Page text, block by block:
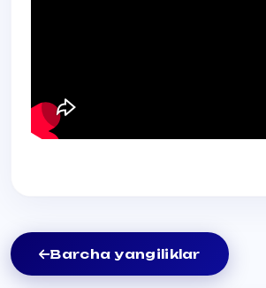
Barcha yangiliklar